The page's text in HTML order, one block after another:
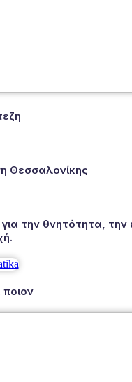
Θεσσαλονίκης
την θνητότητα, την
ποιον